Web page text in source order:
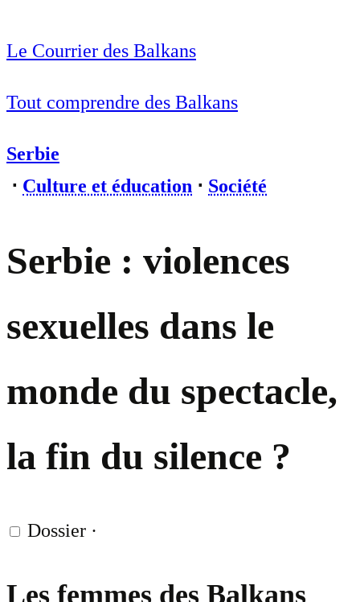
Le Courrier des Balkans
Tout comprendre des Balkans
Serbie
⋅ Culture et éducation ⋅ Société
Serbie : violences
sexuelles dans le
monde du spectacle,
la fin du silence ?
Dossier ·
Les femmes des Balkans